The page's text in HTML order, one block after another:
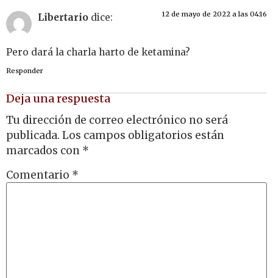
Libertario dice: 12 de mayo de 2022 a las 04:16
Pero dará la charla harto de ketamina?
Responder
Deja una respuesta
Tu dirección de correo electrónico no será
publicada. Los campos obligatorios están
marcados con *
Comentario *